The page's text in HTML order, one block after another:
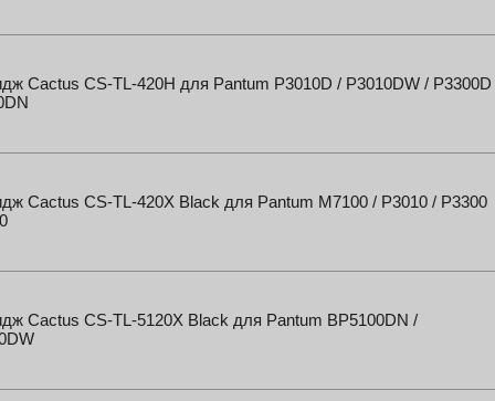
Cactus CS-TL-420H для Pantum P3010D / P3010DW / P3300D
Cactus CS-TL-420X Black для Pantum M7100 / P3010 / P3300
Cactus CS-TL-5120X Black для Pantum BP5100DN /